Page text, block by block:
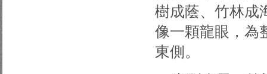
樹成蔭、竹林成
像一顆龍眼，為
東側。